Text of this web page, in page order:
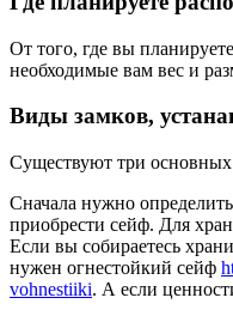
От того, где вы
необходимые вам вес и
Виды замков,
Существуют три основных
Сначала нужно
приобрести сейф. Для
Если вы собираетесь
нужен огнестойкий сейф
vohnestiiki. А если